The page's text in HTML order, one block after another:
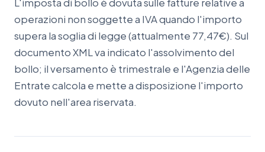
operazioni non soggette a IVA quando l'importo
supera la soglia di legge (attualmente 77,47€). Sul
documento XML va indicato l'assolvimento del
bollo; il versamento è trimestrale e l'Agenzia delle
Entrate calcola e mette a disposizione l'importo
dovuto nell'area riservata.